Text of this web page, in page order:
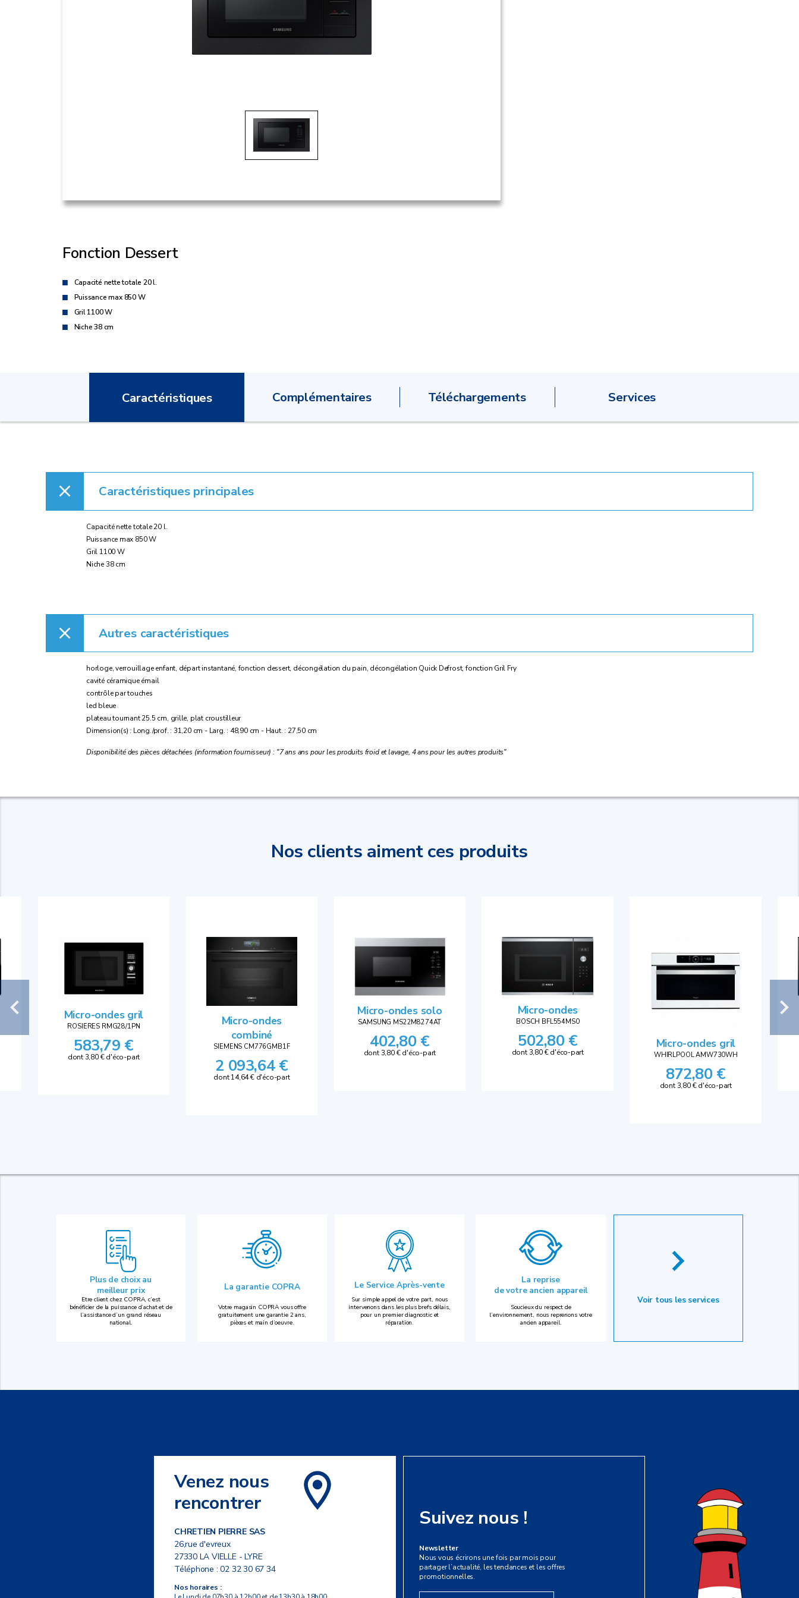
Fonction Dessert
Capacité nette totale 20 l.
Puissance max 850 W
Gril 1100 W
Niche 38 cm
Caractéristiques Complémentaires Téléchargements Services
Caractéristiques principales
Capacité nette totale 20 l.
Puissance max 850 W
Gril 1100 W
Niche 38 cm
Autres caractéristiques
horloge, verrouillage enfant, départ instantané, fonction dessert, décongélation du pain, décongélation Quick Defrost, fonction Gril Fry
cavité céramique émail
contrôle par touches
led bleue
plateau tournant 25.5 cm, grille, plat croustilleur
Dimension(s) : Long./prof. : 31,20 cm - Larg. : 48,90 cm - Haut. : 27,50 cm
Disponibilité des pièces détachées (information fournisseur) : "7 ans ans pour les produits froid et lavage, 4 ans pour les autres produits"
Nos clients aiment ces produits
Micro-ondes gril
ROSIERES RMG28/1PN
583,79 €
dont 3,80 € d'éco-part
Micro-ondes
combiné
SIEMENS CM776GMB1F
2 093,64 €
dont 14,64 € d'éco-part
Micro-ondes solo
SAMSUNG MS22M8274AT
402,80 €
dont 3,80 € d'éco-part
Micro-ondes
BOSCH BFL554MS0
502,80 €
dont 3,80 € d'éco-part
Micro-ondes gril
WHIRLPOOL AMW730WH
872,80 €
dont 3,80 € d'éco-part
Plus de choix au
meilleur prix
Etre client chez COPRA, c’est
bénéficier de la puissance d’achat et de
l’assistance d’un grand réseau
national.
La garantie COPRA
Votre magasin COPRA vous offre
gratuitement une garantie 2 ans,
pièces et main d’oeuvre.
Le Service Après-vente
Sur simple appel de votre part, nous
intervenons dans les plus brefs délais,
pour un premier diagnostic et
réparation.
La reprise
de votre ancien appareil
Soucieux du respect de
l’environnement, nous reprenons votre
ancien appareil.
Voir tous les services
Venez nous
rencontrer
CHRETIEN PIERRE SAS
26,rue d'evreux
27330 LA VIELLE - LYRE
Téléphone :02 32 30 67 34
Nos horaires :
Suivez nous !
Newsletter
Nous vous écrirons une fois par mois pour
partager l’actualité, les tendances et les offres
promotionnelles.